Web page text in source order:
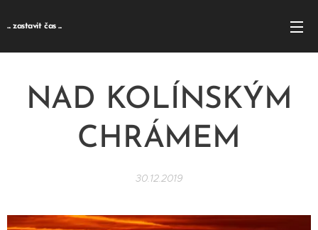
... zastavit čas ...
NAD KOLÍNSKÝM
CHRÁMEM
30.12.2019